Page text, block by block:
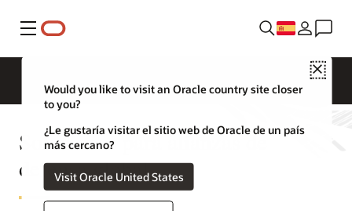
Menú
Close
Would you like to visit an Oracle country site closer
to you?
¿Le gustaría visitar el sitio web de Oracle de un país
más cercano?
Visit Oracle United States
Soluciones para alianzas de
defensa global